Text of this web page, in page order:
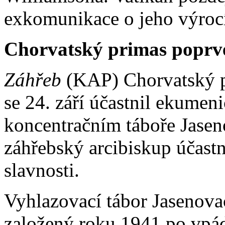
exkomunikace o jeho
Chorvatský primas
Záhřeb (KAP) Chorvatský
se 24. září účastnil
koncentračním táboře
záhřebský arcibiskup
slavnosti.
Vyhlazovací tábor